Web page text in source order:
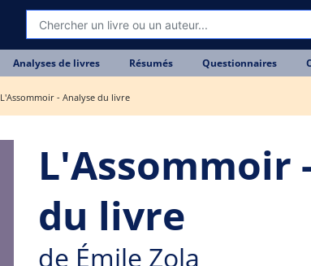
Analyses de livres Résumés Questionnaires
L'Assommoir - Analyse du livre
L'Assommoir
du livre
de Émile Zola